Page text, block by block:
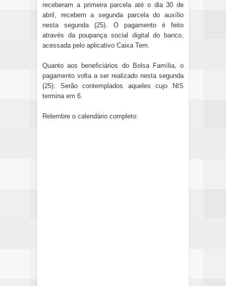
receberam a primeira parcela até o dia 30 de
abril, recebem a segunda parcela do auxílio
nesta segunda (25). O pagamento é feito
através da poupança social digital do banco,
acessada pelo aplicativo Caixa Tem.
Quanto aos beneficiários do Bolsa Família, o
pagamento volta a ser realizado nesta segunda
(25). Serão contemplados aqueles cujo NIS
termina em 6.
Relembre o calendário completo: